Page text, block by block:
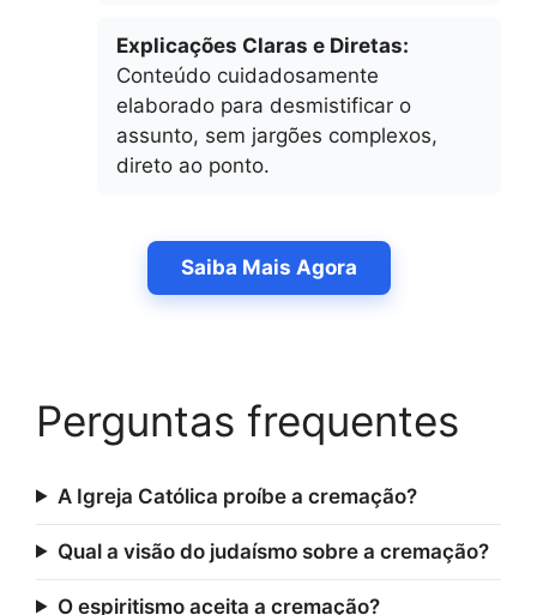
Explicações Claras e Diretas:
Conteúdo cuidadosamente
elaborado para desmistificar o
assunto, sem jargões complexos,
direto ao ponto.
Saiba Mais Agora
Perguntas frequentes
A Igreja Católica proíbe a cremação?
Qual a visão do judaísmo sobre a cremação?
O espiritismo aceita a cremação?